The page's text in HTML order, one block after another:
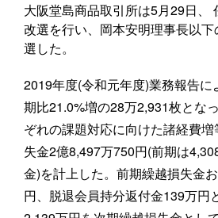
大阪堂島商品取引所は5月29日、
改選を行い、岡本安明理事長以
選した。
2019年度(令和元年度)業務報告
期比21.0%増の28万2,931枚とな
ぞれの課題対応に向けた諸経費
失金2億8,497万750円(前期は
金)を計上した。前期繰越損失金
円、脱退会員持分返付金139万円